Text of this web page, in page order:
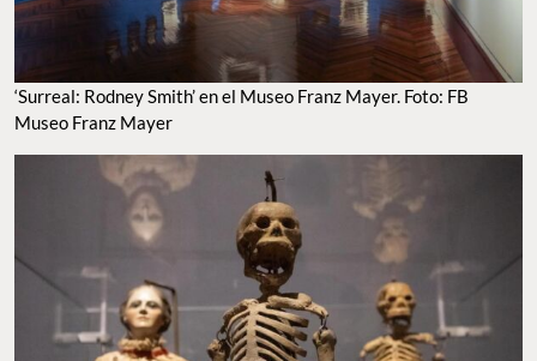
‘Surreal: Rodney Smith’ en el Museo Franz Mayer. Foto: FB
Museo Franz Mayer